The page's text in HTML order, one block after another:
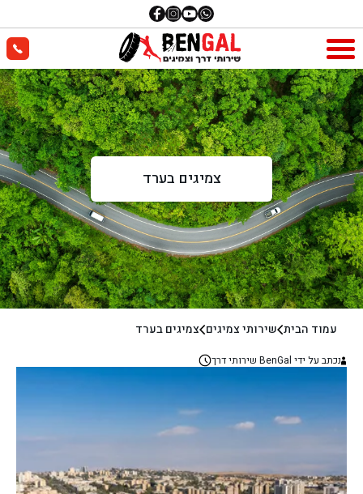
צמיגים בערד
עמוד הבית שירותי צמיגים צמיגים בערד
נכתב על ידי BenGal שירותי דרך